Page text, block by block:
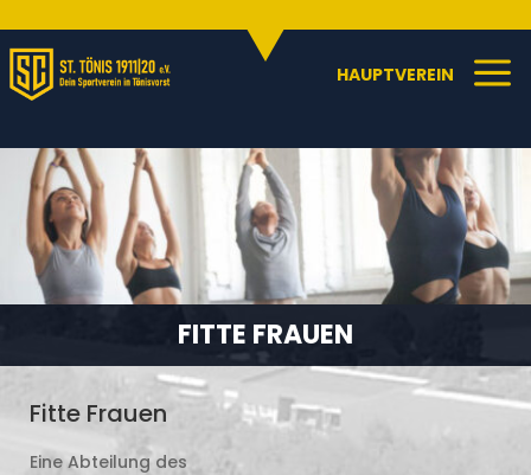
C
HAUPTVEREIN a
FITTE FRAUEN
Fitte Frauen
Eine Abteilung des